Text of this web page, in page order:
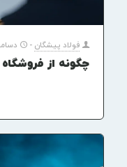
فولاد پیشگان - دسامبر 12,
چگونه از